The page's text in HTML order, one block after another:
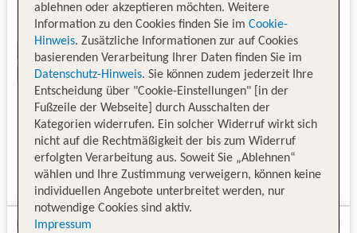
ablehnen oder akzeptieren möchten. Weitere
Information zu den Cookies finden Sie im Cookie-
Hinweis. Zusätzliche Informationen zur auf Cookies
basierenden Verarbeitung Ihrer Daten finden Sie im
Datenschutz-Hinweis. Sie können zudem jederzeit Ihre
Entscheidung über "Cookie-Einstellungen" [in der
Fußzeile der Webseite] durch Ausschalten der
Kategorien widerrufen. Ein solcher Widerruf wirkt sich
nicht auf die Rechtmäßigkeit der bis zum Widerruf
erfolgten Verarbeitung aus. Soweit Sie „Ablehnen“
wählen und Ihre Zustimmung verweigern, können keine
individuellen Angebote unterbreitet werden, nur
notwendige Cookies sind aktiv.
Impressum